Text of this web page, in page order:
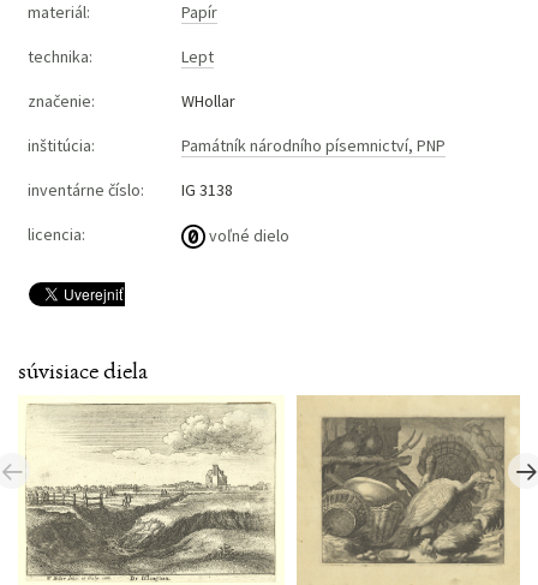
materiál: Papír
technika: Lept
značenie: WHollar
inštitúcia: Památník národního písemnictví, PNP
inventárne číslo: IG 3138
licencia: voľné dielo
súvisiace diela